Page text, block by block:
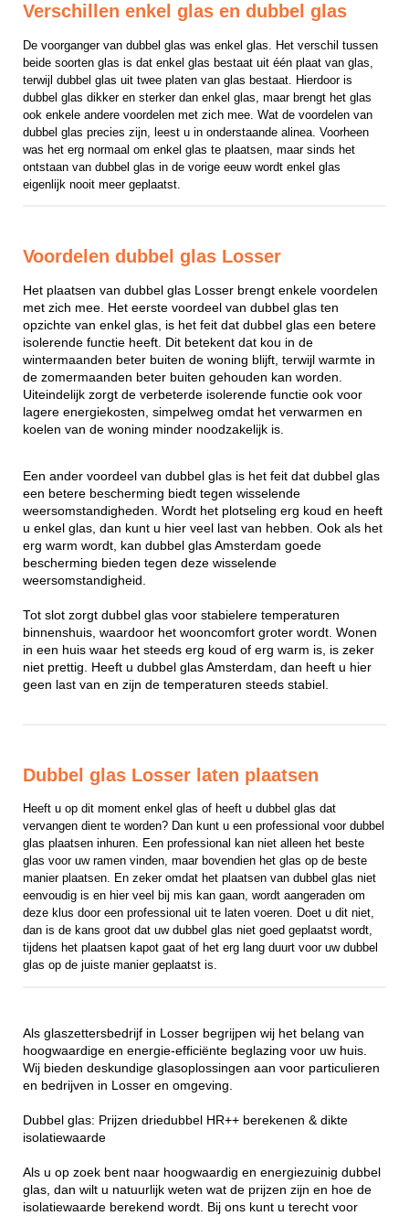
Verschillen enkel glas en dubbel glas
De voorganger van dubbel glas was enkel glas. Het verschil tussen
beide soorten glas is dat enkel glas bestaat uit één plaat van glas,
terwijl dubbel glas uit twee platen van glas bestaat. Hierdoor is
dubbel glas dikker en sterker dan enkel glas, maar brengt het glas
ook enkele andere voordelen met zich mee. Wat de voordelen van
dubbel glas precies zijn, leest u in onderstaande alinea. Voorheen
was het erg normaal om enkel glas te plaatsen, maar sinds het
ontstaan van dubbel glas in de vorige eeuw wordt enkel glas
eigenlijk nooit meer geplaatst.
Voordelen dubbel glas Losser
Het plaatsen van dubbel glas Losser brengt enkele voordelen
met zich mee. Het eerste voordeel van dubbel glas ten
opzichte van enkel glas, is het feit dat dubbel glas een betere
isolerende functie heeft. Dit betekent dat kou in de
wintermaanden beter buiten de woning blijft, terwijl warmte in
de zomermaanden beter buiten gehouden kan worden.
Uiteindelijk zorgt de verbeterde isolerende functie ook voor
lagere energiekosten, simpelweg omdat het verwarmen en
koelen van de woning minder noodzakelijk is.
Een ander voordeel van dubbel glas is het feit dat dubbel glas
een betere bescherming biedt tegen wisselende
weersomstandigheden. Wordt het plotseling erg koud en heeft
u enkel glas, dan kunt u hier veel last van hebben. Ook als het
erg warm wordt, kan dubbel glas Amsterdam goede
bescherming bieden tegen deze wisselende
weersomstandigheid.
Tot slot zorgt dubbel glas voor stabielere temperaturen
binnenshuis, waardoor het wooncomfort groter wordt. Wonen
in een huis waar het steeds erg koud of erg warm is, is zeker
niet prettig. Heeft u dubbel glas Amsterdam, dan heeft u hier
geen last van en zijn de temperaturen steeds stabiel.
Dubbel glas Losser laten plaatsen
Heeft u op dit moment enkel glas of heeft u dubbel glas dat
vervangen dient te worden? Dan kunt u een professional voor dubbel
glas plaatsen inhuren. Een professional kan niet alleen het beste
glas voor uw ramen vinden, maar bovendien het glas op de beste
manier plaatsen. En zeker omdat het plaatsen van dubbel glas niet
eenvoudig is en hier veel bij mis kan gaan, wordt aangeraden om
deze klus door een professional uit te laten voeren. Doet u dit niet,
dan is de kans groot dat uw dubbel glas niet goed geplaatst wordt,
tijdens het plaatsen kapot gaat of het erg lang duurt voor uw dubbel
glas op de juiste manier geplaatst is.
Als glaszettersbedrijf in Losser begrijpen wij het belang van
hoogwaardige en energie-efficiënte beglazing voor uw huis.
Wij bieden deskundige glasoplossingen aan voor particulieren
en bedrijven in Losser en omgeving.
Dubbel glas: Prijzen driedubbel HR++ berekenen & dikte
isolatiewaarde
Als u op zoek bent naar hoogwaardig en energiezuinig dubbel
glas, dan wilt u natuurlijk weten wat de prijzen zijn en hoe de
isolatiewaarde berekend wordt. Bij ons kunt u terecht voor